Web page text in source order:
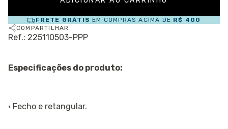
FRETE GRÁTIS EM COMPRAS ACIMA DE R$ 400
COMPARTILHAR
Ref.: 225110503-PPP
Especificações do produto:
· Fecho e retangular.